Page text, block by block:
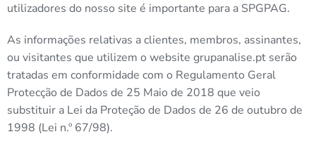
utilizadores do nosso site é importante para a SPGPAG.
As informações relativas a clientes, membros, assinantes,
ou visitantes que utilizem o website grupanalise.pt serão
tratadas em conformidade com o Regulamento Geral
Protecção de Dados de 25 Maio de 2018 que veio
substituir a Lei da Proteção de Dados de 26 de outubro de
1998 (Lei n.º 67/98).